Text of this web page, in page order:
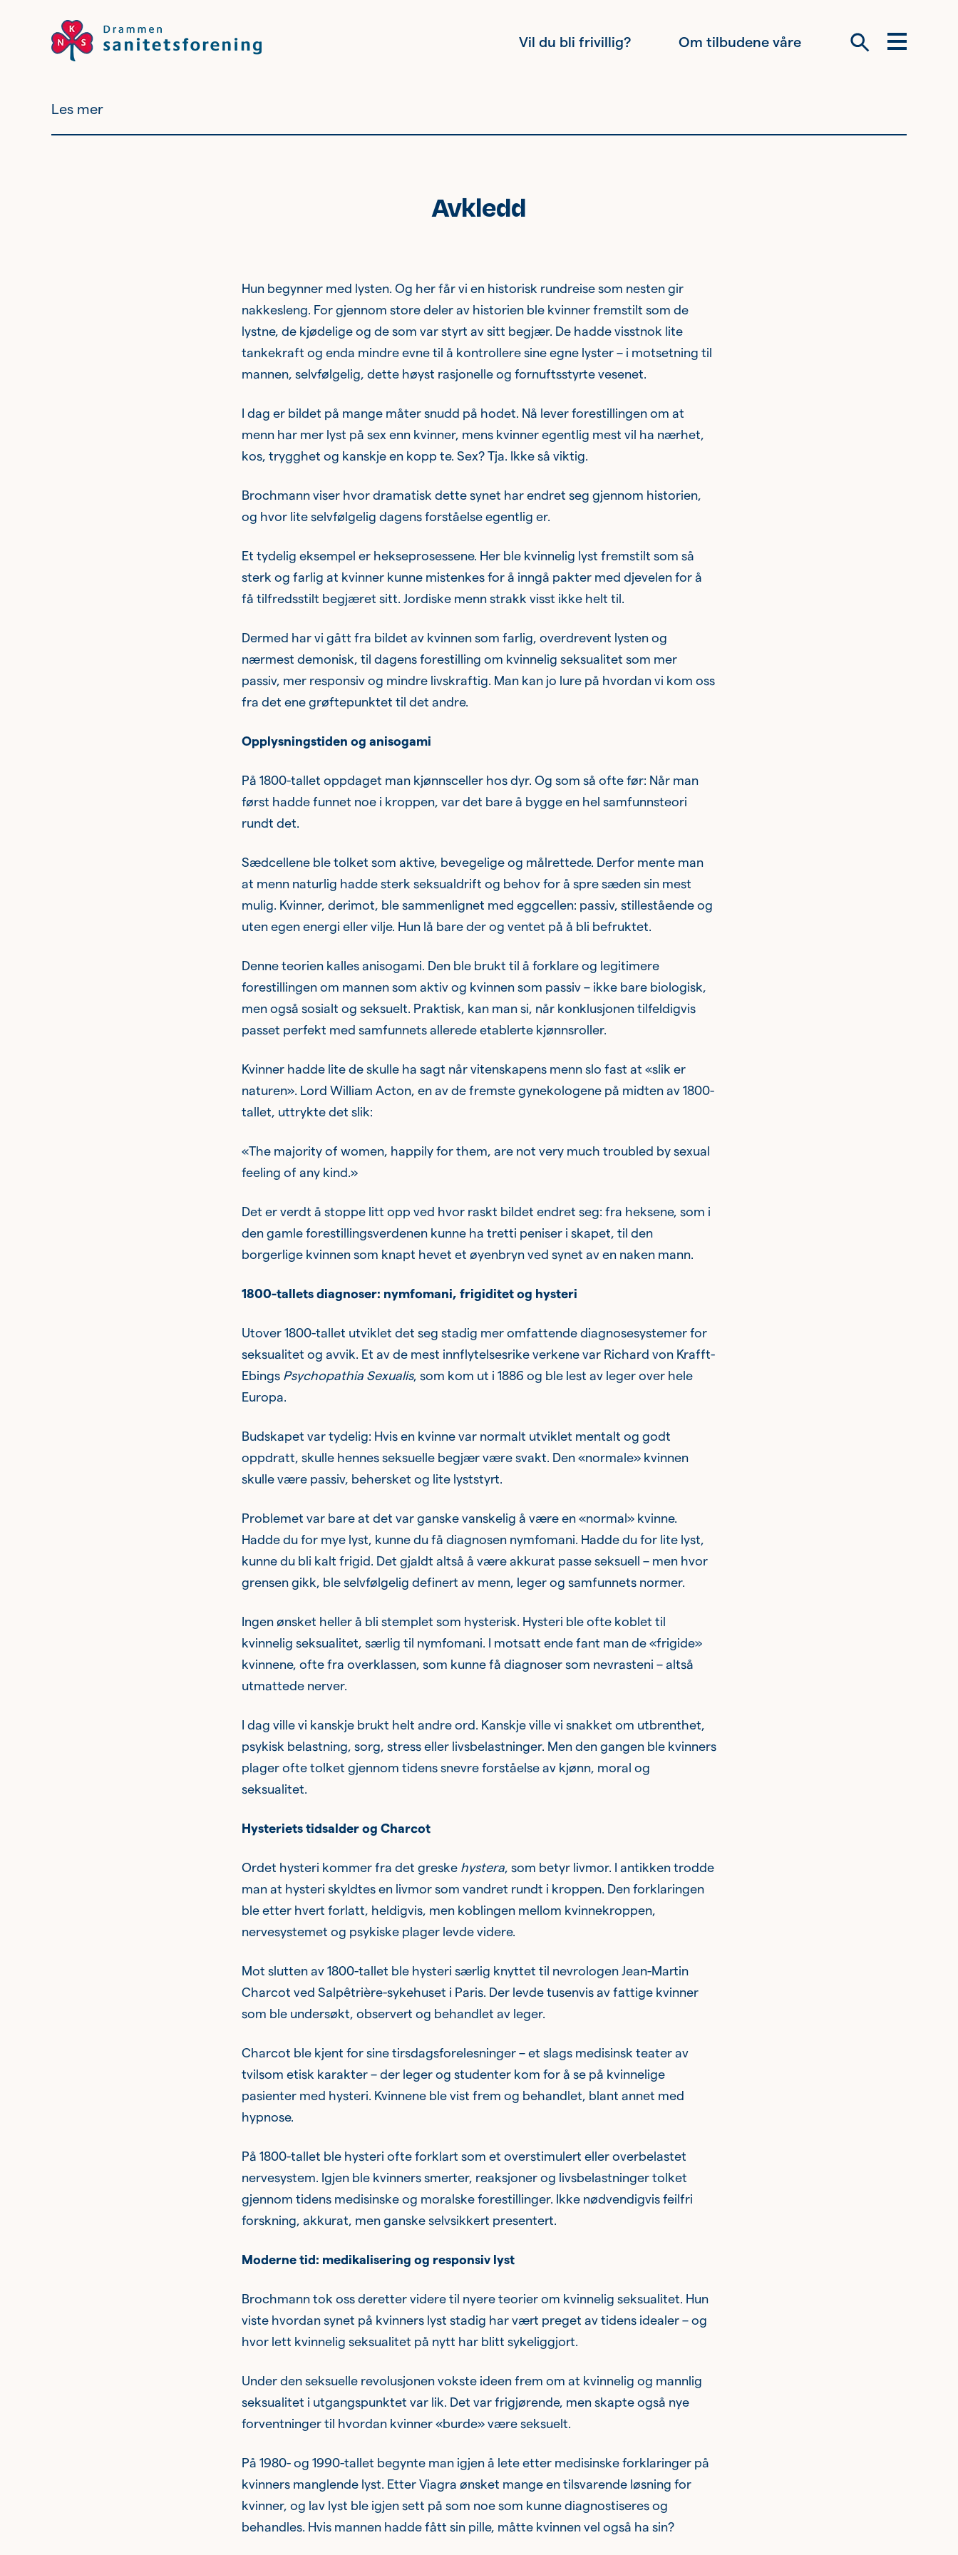
Vil du bli frivillig? Om tilbudene våre Meny
Omsorgsberedskap
Sisterhood
Les mer
Avkledd
Hun begynner med lysten. Og her får vi en historisk rundreise som nesten gir
nakkesleng. For gjennom store deler av historien ble kvinner fremstilt som de
lystne, de kjødelige og de som var styrt av sitt begjær. De hadde visstnok lite
tankekraft og enda mindre evne til å kontrollere sine egne lyster – i motsetning til
mannen, selvfølgelig, dette høyst rasjonelle og fornuftsstyrte vesenet.
I dag er bildet på mange måter snudd på hodet. Nå lever forestillingen om at
menn har mer lyst på sex enn kvinner, mens kvinner egentlig mest vil ha nærhet,
kos, trygghet og kanskje en kopp te. Sex? Tja. Ikke så viktig.
Brochmann viser hvor dramatisk dette synet har endret seg gjennom historien,
og hvor lite selvfølgelig dagens forståelse egentlig er.
Et tydelig eksempel er hekseprosessene. Her ble kvinnelig lyst fremstilt som så
sterk og farlig at kvinner kunne mistenkes for å inngå pakter med djevelen for å
få tilfredsstilt begjæret sitt. Jordiske menn strakk visst ikke helt til.
Dermed har vi gått fra bildet av kvinnen som farlig, overdrevent lysten og
nærmest demonisk, til dagens forestilling om kvinnelig seksualitet som mer
passiv, mer responsiv og mindre livskraftig. Man kan jo lure på hvordan vi kom oss
fra det ene grøftepunktet til det andre.
Opplysningstiden og anisogami
På 1800-tallet oppdaget man kjønnsceller hos dyr. Og som så ofte før: Når man
først hadde funnet noe i kroppen, var det bare å bygge en hel samfunnsteori
rundt det.
Sædcellene ble tolket som aktive, bevegelige og målrettede. Derfor mente man
at menn naturlig hadde sterk seksualdrift og behov for å spre sæden sin mest
mulig. Kvinner, derimot, ble sammenlignet med eggcellen: passiv, stillestående og
uten egen energi eller vilje. Hun lå bare der og ventet på å bli befruktet.
Denne teorien kalles anisogami. Den ble brukt til å forklare og legitimere
forestillingen om mannen som aktiv og kvinnen som passiv – ikke bare biologisk,
men også sosialt og seksuelt. Praktisk, kan man si, når konklusjonen tilfeldigvis
passet perfekt med samfunnets allerede etablerte kjønnsroller.
Kvinner hadde lite de skulle ha sagt når vitenskapens menn slo fast at «slik er
naturen». Lord William Acton, en av de fremste gynekologene på midten av 1800-
tallet, uttrykte det slik:
«The majority of women, happily for them, are not very much troubled by sexual
feeling of any kind.»
Det er verdt å stoppe litt opp ved hvor raskt bildet endret seg: fra heksene, som i
den gamle forestillingsverdenen kunne ha tretti peniser i skapet, til den
borgerlige kvinnen som knapt hevet et øyenbryn ved synet av en naken mann.
1800-tallets diagnoser: nymfomani, frigiditet og hysteri
Utover 1800-tallet utviklet det seg stadig mer omfattende diagnosesystemer for
seksualitet og avvik. Et av de mest innflytelsesrike verkene var Richard von Krafft-
Ebings Psychopathia Sexualis, som kom ut i 1886 og ble lest av leger over hele
Europa.
Budskapet var tydelig: Hvis en kvinne var normalt utviklet mentalt og godt
oppdratt, skulle hennes seksuelle begjær være svakt. Den «normale» kvinnen
skulle være passiv, behersket og lite lyststyrt.
Problemet var bare at det var ganske vanskelig å være en «normal» kvinne.
Hadde du for mye lyst, kunne du få diagnosen nymfomani. Hadde du for lite lyst,
kunne du bli kalt frigid. Det gjaldt altså å være akkurat passe seksuell – men hvor
grensen gikk, ble selvfølgelig definert av menn, leger og samfunnets normer.
Ingen ønsket heller å bli stemplet som hysterisk. Hysteri ble ofte koblet til
kvinnelig seksualitet, særlig til nymfomani. I motsatt ende fant man de «frigide»
kvinnene, ofte fra overklassen, som kunne få diagnoser som nevrasteni – altså
utmattede nerver.
I dag ville vi kanskje brukt helt andre ord. Kanskje ville vi snakket om utbrenthet,
psykisk belastning, sorg, stress eller livsbelastninger. Men den gangen ble kvinners
plager ofte tolket gjennom tidens snevre forståelse av kjønn, moral og
seksualitet.
Hysteriets tidsalder og Charcot
Ordet hysteri kommer fra det greske hystera, som betyr livmor. I antikken trodde
man at hysteri skyldtes en livmor som vandret rundt i kroppen. Den forklaringen
ble etter hvert forlatt, heldigvis, men koblingen mellom kvinnekroppen,
nervesystemet og psykiske plager levde videre.
Mot slutten av 1800-tallet ble hysteri særlig knyttet til nevrologen Jean-Martin
Charcot ved Salpêtrière-sykehuset i Paris. Der levde tusenvis av fattige kvinner
som ble undersøkt, observert og behandlet av leger.
Charcot ble kjent for sine tirsdagsforelesninger – et slags medisinsk teater av
tvilsom etisk karakter – der leger og studenter kom for å se på kvinnelige
pasienter med hysteri. Kvinnene ble vist frem og behandlet, blant annet med
hypnose.
På 1800-tallet ble hysteri ofte forklart som et overstimulert eller overbelastet
nervesystem. Igjen ble kvinners smerter, reaksjoner og livsbelastninger tolket
gjennom tidens medisinske og moralske forestillinger. Ikke nødvendigvis feilfri
forskning, akkurat, men ganske selvsikkert presentert.
Moderne tid: medikalisering og responsiv lyst
Brochmann tok oss deretter videre til nyere teorier om kvinnelig seksualitet. Hun
viste hvordan synet på kvinners lyst stadig har vært preget av tidens idealer – og
hvor lett kvinnelig seksualitet på nytt har blitt sykeliggjort.
Under den seksuelle revolusjonen vokste ideen frem om at kvinnelig og mannlig
seksualitet i utgangspunktet var lik. Det var frigjørende, men skapte også nye
forventninger til hvordan kvinner «burde» være seksuelt.
På 1980- og 1990-tallet begynte man igjen å lete etter medisinske forklaringer på
kvinners manglende lyst. Etter Viagra ønsket mange en tilsvarende løsning for
kvinner, og lav lyst ble igjen sett på som noe som kunne diagnostiseres og
behandles. Hvis mannen hadde fått sin pille, måtte kvinnen vel også ha sin?